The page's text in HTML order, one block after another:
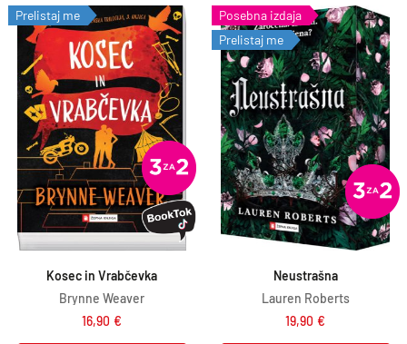
Prelistaj me
Kosec in Vrabčevka
Brynne Weaver
16,90 €
Posebna izdaja
Prelistaj me
Neustrašna
Lauren Roberts
19,90 €